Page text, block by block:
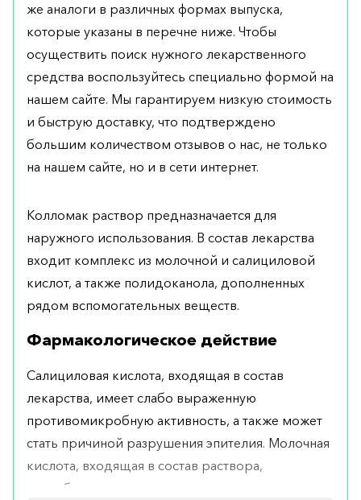
же аналоги в различных формах выпуска,
которые указаны в перечне ниже. Чтобы
осуществить поиск нужного лекарственного
средства воспользуйтесь специально формой на
нашем сайте. Мы гарантируем низкую стоимость
и быструю доставку, что подтверждено
большим количеством отзывов о нас, не только
на нашем сайте, но и в сети интернет.
Колломак раствор предназначается для
наружного использования. В состав лекарства
входит комплекс из молочной и салициловой
кислот, а также полидоканола, дополненных
рядом вспомогательных веществ.
Фармакологическое действие
Салициловая кислота, входящая в состав
лекарства, имеет слабо выраженную
противомикробную активность, а также может
стать причиной разрушения эпителия. Молочная
кислота, входящая в состав раствора,
способствует химическому разрушению